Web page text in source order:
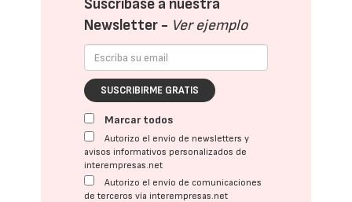
Suscríbase a nuestra
Newsletter - Ver ejemplo
SUSCRIBIRME GRATIS
Marcar todos
Autorizo el envío de newsletters y
avisos informativos personalizados de
interempresas.net
Autorizo el envío de comunicaciones
de terceros vía interempresas.net